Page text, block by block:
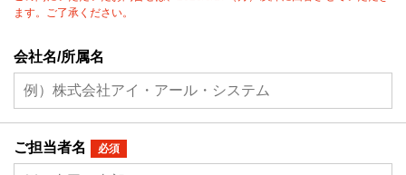
ます。ご了承ください。
会社名/所属名
ご担当者名 必須